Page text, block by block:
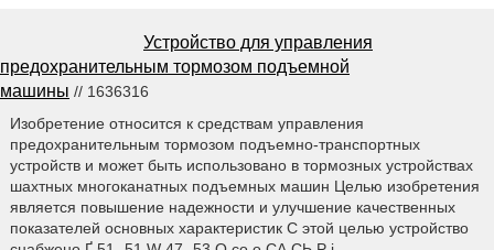
Устройство для управления
предохранительным тормозом подъемной
машины // 1636316
Изобретение относится к средствам управления
предохранительным тормозом подъемно-транспортных
устройств и может быть использовано в тормозных устройствах
шахтных многоканатных подъемных машин Целью изобретения
является повышение надежности и улучшение качественных
показателей основных характеристик С этой целью устройство